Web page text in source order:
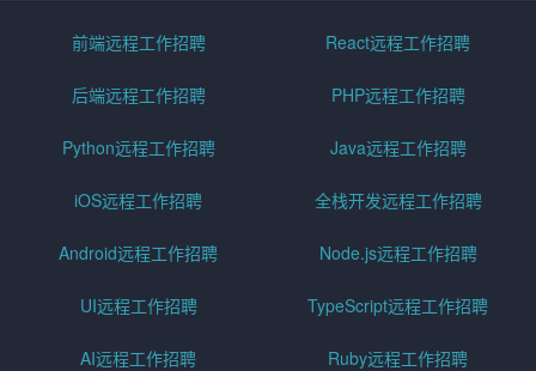
前端远程工作招聘 React远程工作招聘
后端远程工作招聘 PHP远程工作招聘
Python远程工作招聘 Java远程工作招聘
iOS远程工作招聘 全栈开发远程工作招聘
Android远程工作招聘 Node.js远程工作招聘
UI远程工作招聘 TypeScript远程工作招聘
AI远程工作招聘 Ruby远程工作招聘